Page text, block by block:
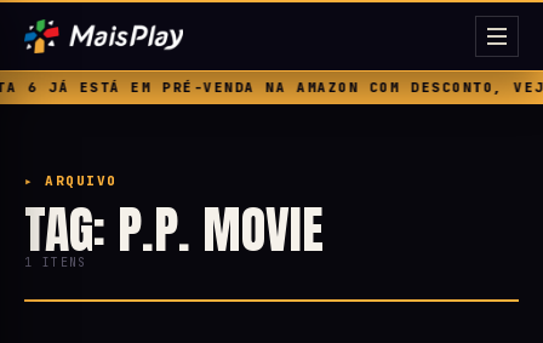
JÁ ESTÁ EM PRÉ-VENDA NA AMAZON COM DESCONTO,
▸ ARQUIVO
TAG: P.P. MOVIE
1 ITENS